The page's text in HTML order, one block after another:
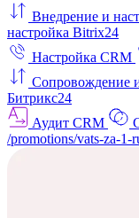
Внедрение и
настройка Bitrix24
Настройка CRM
Сопровождение
Битрикс24
Аудит CRM
/promotions/vats-za-1-